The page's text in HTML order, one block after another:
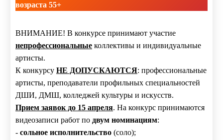
возраста 55+
ВНИМАНИЕ! В конкурсе принимают участие
непрофессиональные коллективы и индивидуальные
артисты.
К конкурсу НЕ ДОПУСКАЮТСЯ: профессиональные
артисты, преподаватели профильных специальностей
ДШИ, ДМШ, колледжей культуры и искусств.
Прием заявок до 15 апреля. На конкурс принимаются
видеозаписи работ по двум номинациям:
- сольное исполнительство (соло);